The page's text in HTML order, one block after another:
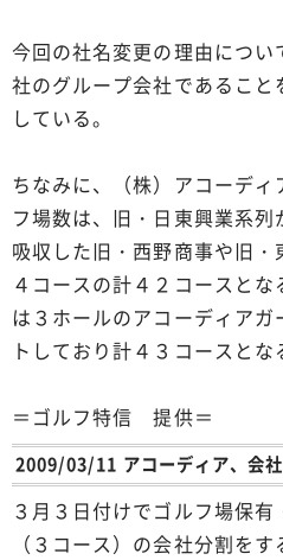
今回の社名変更の理由につ
社のグループ会社であるこ
している。
ちなみに、（株）アコーデ
フ場数は、旧・日東興業系
吸収した旧・西野商事や旧
４コースの計４２コースと
は３ホールのアコーディア
トしており計４３コースとな
＝ゴルフ特信 提供＝
2009/03/11 アコーディア、会
３月３日付けでゴルフ場保
（３コース）の会社分割をす